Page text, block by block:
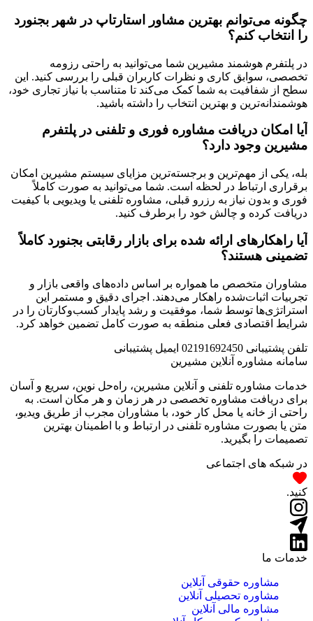
چگونه می‌توانم بهترین مشاور استارتاپ در شهر بجنورد
را انتخاب کنم؟
در پلتفرم هوشمند مشیرین شما می‌توانید به راحتی رزومه
تخصصی، سوابق کاری و نظرات کاربران قبلی را بررسی کنید. این
سطح از شفافیت به شما کمک می‌کند تا متناسب با نیاز تجاری خود،
هوشمندانه‌ترین و بهترین انتخاب را داشته باشید.
آیا امکان دریافت مشاوره فوری و تلفنی در پلتفرم
مشیرین وجود دارد؟
بله، یکی از مهم‌ترین و برجسته‌ترین مزایای سیستم مشیرین امکان
برقراری ارتباط در لحظه است. شما می‌توانید به صورت کاملاً
فوری و بدون نیاز به رزرو قبلی، مشاوره تلفنی یا ویدیویی با کیفیت
دریافت کرده و چالش خود را برطرف کنید.
آیا راهکارهای ارائه شده برای بازار رقابتی بجنورد کاملاً
تضمینی هستند؟
مشاوران متخصص ما همواره بر اساس داده‌های واقعی بازار و
تجربیات اثبات‌شده راهکار می‌دهند. اجرای دقیق و مستمر این
استراتژی‌ها توسط شما، موفقیت و رشد پایدار کسب‌وکارتان را در
شرایط اقتصادی فعلی منطقه به صورت کامل تضمین خواهد کرد.
تلفن پشتیبانی 02191692450 ایمیل پشتیبانی
سامانه مشاوره آنلاین مشیرین
خدمات مشاوره تلفنی و آنلاین مشیرین، راه‌‌حل نوین، سریع و آسان
برای دریافت مشاوره تخصصی در هر زمان و هر مکان است. به
راحتی از خانه یا محل کار خود، با مشاوران مجرب از طریق ویدیو،
متن یا بصورت مشاوره تلفنی در ارتباط و با اطمینان بهترین
تصمیمات را بگیرید.
در شبکه های اجتماعی
کنید.
خدمات ما
مشاوره حقوقی آنلاین
مشاوره تحصیلی آنلاین
مشاوره مالی آنلاین